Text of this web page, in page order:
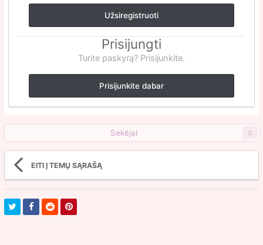
Užsiregistruoti
Prisijungti
Turite paskyrą? Prisijunkite.
Prisijunkite dabar
Sekėjai 0
EITI Į TEMŲ SĄRAŠĄ